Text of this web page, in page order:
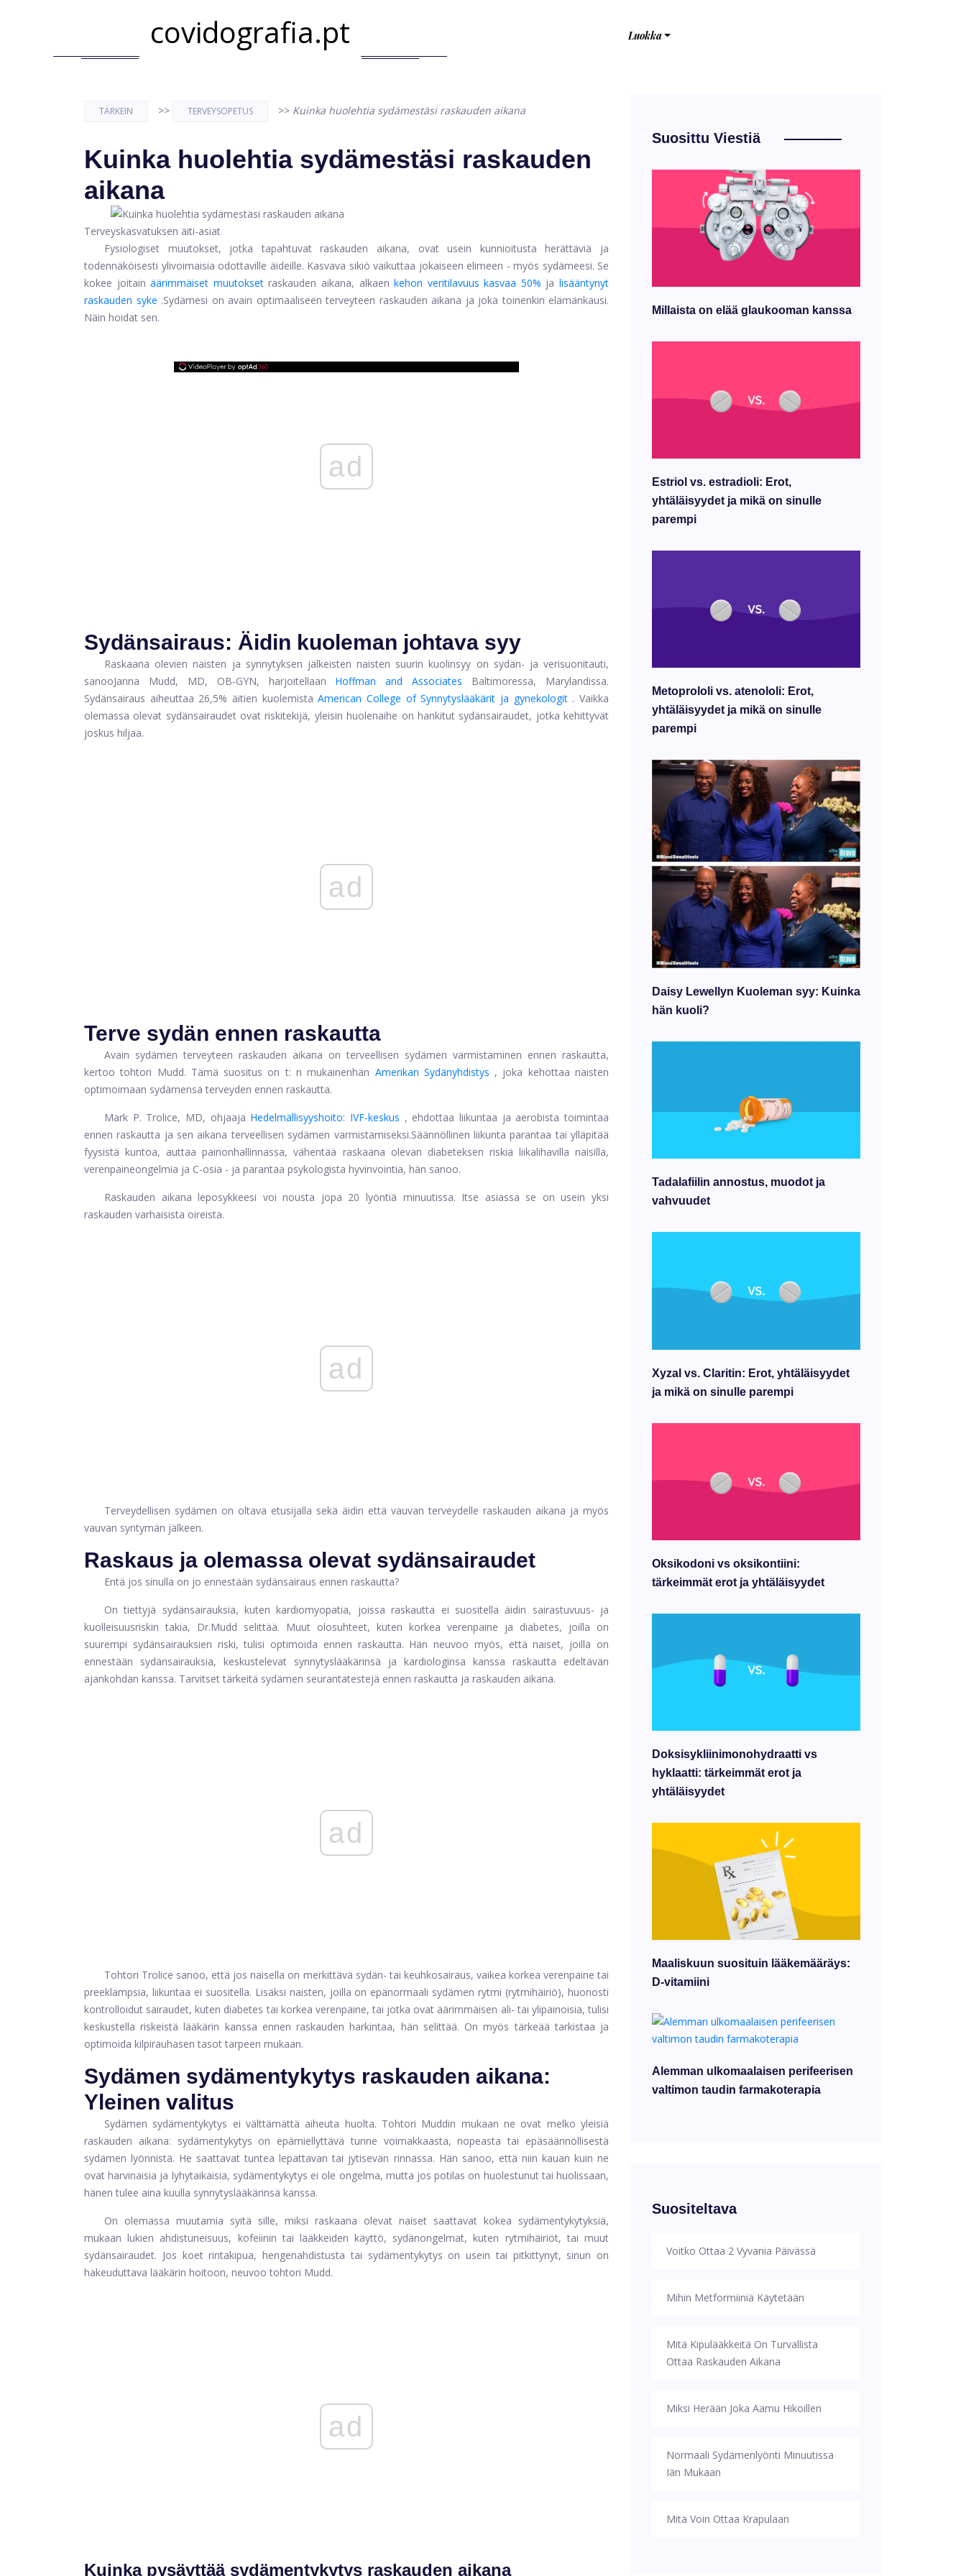
covidografia.pt Luokka
TÄRKEIN >> TERVEYSOPETUS >> Kuinka huolehtia sydämestäsi raskauden aikana
Kuinka huolehtia sydämestäsi raskauden
aikana
Terveyskasvatuksen äiti-asiat
Fysiologiset muutokset, jotka tapahtuvat raskauden aikana, ovat usein kunnioitusta herättäviä ja
todennäköisesti ylivoimaisia ​​odottaville äideille. Kasvava sikiö vaikuttaa jokaiseen elimeen - myös sydämeesi. Se
kokee joitain äärimmäiset muutokset raskauden aikana, alkaen kehon veritilavuus kasvaa 50% ja lisääntynyt
raskauden syke .Sydämesi on avain optimaaliseen terveyteen raskauden aikana ja joka toinenkin elämänkausi.
Näin hoidat sen.
ad
Sydänsairaus: Äidin kuoleman johtava syy
Raskaana olevien naisten ja synnytyksen jälkeisten naisten suurin kuolinsyy on sydän- ja verisuonitauti,
sanooJanna Mudd, MD, OB-GYN, harjoitellaan Hoffman and Associates
Baltimoressa, Marylandissa.
Sydänsairaus aiheuttaa 26,5% äitien kuolemista American College of Synnytyslääkärit ja gynekologit . Vaikka
olemassa olevat sydänsairaudet ovat riskitekijä, yleisin huolenaihe on hankitut sydänsairaudet, jotka kehittyvät
joskus hiljaa.
ad
Terve sydän ennen raskautta
Avain sydämen terveyteen raskauden aikana on terveellisen sydämen varmistaminen ennen raskautta,
kertoo tohtori Mudd. Tämä suositus on t: n mukainenhän Amerikan Sydänyhdistys , joka kehottaa naisten
optimoimaan sydämensä terveyden ennen raskautta.
Mark P. Trolice, MD, ohjaaja Hedelmällisyyshoito: IVF-keskus , ehdottaa liikuntaa ja aerobista toimintaa
ennen raskautta ja sen aikana terveellisen sydämen varmistamiseksi.Säännöllinen liikunta parantaa tai ylläpitää
fyysistä kuntoa, auttaa painonhallinnassa, vähentää raskaana olevan diabeteksen riskiä liikalihavilla naisilla,
verenpaineongelmia ja C-osia - ja parantaa psykologista hyvinvointia, hän sanoo.
Raskauden aikana leposykkeesi voi nousta jopa 20 lyöntiä minuutissa. Itse asiassa se on usein yksi
raskauden varhaisista oireista.
ad
Terveydellisen sydämen on oltava etusijalla sekä äidin että vauvan terveydelle raskauden aikana ja myös
vauvan syntymän jälkeen.
Raskaus ja olemassa olevat sydänsairaudet
Entä jos sinulla on jo ennestään sydänsairaus ennen raskautta?
On tiettyjä sydänsairauksia, kuten kardiomyopatia, joissa raskautta ei suositella äidin sairastuvuus- ja
kuolleisuusriskin takia, Dr.Mudd selittää. Muut olosuhteet, kuten korkea verenpaine ja diabetes, joilla on
suurempi sydänsairauksien riski, tulisi optimoida ennen raskautta. Hän neuvoo myös, että naiset, joilla on
ennestään sydänsairauksia, keskustelevat synnytyslääkärinsä ja kardiologinsa kanssa raskautta edeltävän
ajankohdan kanssa. Tarvitset tärkeitä sydämen seurantatestejä ennen raskautta ja raskauden aikana.
ad
Tohtori Trolice sanoo, että jos naisella on merkittävä sydän- tai keuhkosairaus, vaikea korkea verenpaine tai
preeklampsia, liikuntaa ei suositella. Lisäksi naisten, joilla on epänormaali sydämen rytmi (rytmihäiriö), huonosti
kontrolloidut sairaudet, kuten diabetes tai korkea verenpaine, tai jotka ovat äärimmäisen ali- tai ylipainoisia, tulisi
keskustella riskeistä lääkärin kanssa ennen raskauden harkintaa, hän selittää. On myös tärkeää tarkistaa ja
optimoida kilpirauhasen tasot tarpeen mukaan.
Sydämen sydämentykytys raskauden aikana:
Yleinen valitus
Sydämen sydämentykytys ei välttämättä aiheuta huolta. Tohtori Muddin mukaan ne ovat melko yleisiä
raskauden aikana: sydämentykytys on epämiellyttävä tunne voimakkaasta, nopeasta tai epäsäännöllisestä
sydämen lyönnistä. He saattavat tuntea lepattavan tai jytisevän rinnassa. Hän sanoo, että niin kauan kuin ne
ovat harvinaisia ​​ja lyhytaikaisia, sydämentykytys ei ole ongelma, mutta jos potilas on huolestunut tai huolissaan,
hänen tulee aina kuulla synnytyslääkärinsä kanssa.
On olemassa muutamia syitä sille, miksi raskaana olevat naiset saattavat kokea sydämentykytyksiä,
mukaan lukien ahdistuneisuus, kofeiinin tai lääkkeiden käyttö, sydänongelmat, kuten rytmihäiriöt, tai muut
sydänsairaudet. Jos koet rintakipua, hengenahdistusta tai sydämentykytys on usein tai pitkittynyt, sinun on
hakeuduttava lääkärin hoitoon, neuvoo tohtori Mudd.
ad
Kuinka pysäyttää sydämentykytys raskauden aikana
Suosittu Viestiä
Millaista on elää glaukooman kanssa
Estriol vs. estradioli: Erot,
yhtäläisyydet ja mikä on sinulle
parempi
Metoprololi vs. atenololi: Erot,
yhtäläisyydet ja mikä on sinulle
parempi
Daisy Lewellyn Kuoleman syy: Kuinka
hän kuoli?
Tadalafiilin annostus, muodot ja
vahvuudet
Xyzal vs. Claritin: Erot, yhtäläisyydet
ja mikä on sinulle parempi
Oksikodoni vs oksikontiini:
tärkeimmät erot ja yhtäläisyydet
Doksisykliinimonohydraatti vs
hyklaatti: tärkeimmät erot ja
yhtäläisyydet
Maaliskuun suosituin lääkemääräys:
D-vitamiini
Alemman ulkomaalaisen perifeerisen
valtimon taudin farmakoterapia
Suositeltava
Voitko Ottaa 2 Vyvania Päivässä
Mihin Metformiiniä Käytetään
Mitä Kipulääkkeitä On Turvallista
Ottaa Raskauden Aikana
Miksi Herään Joka Aamu Hikoillen
Normaali Sydämenlyönti Minuutissa
Iän Mukaan
Mitä Voin Ottaa Krapulaan